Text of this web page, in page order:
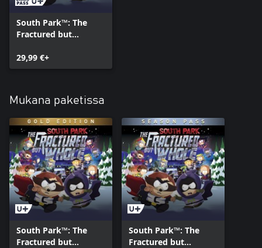
South Park™: The
Fractured but
29,99 €+
Mukana paketissa
South Park™: The
Fractured but
South Park™: The
Fractured but